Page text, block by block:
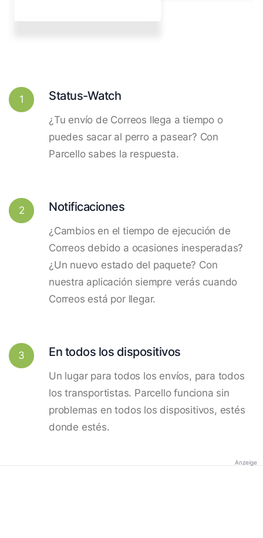
1 Status-Watch
¿Tu envío de Correos llega a tiempo o
puedes sacar al perro a pasear? Con
Parcello sabes la respuesta.
2 Notificaciones
¿Cambios en el tiempo de ejecución de
Correos debido a ocasiones inesperadas?
¿Un nuevo estado del paquete? Con
nuestra aplicación siempre verás cuando
Correos está por llegar.
3 En todos los dispositivos
Un lugar para todos los envíos, para todos
los transportistas. Parcello funciona sin
problemas en todos los dispositivos, estés
donde estés.
Anzeige